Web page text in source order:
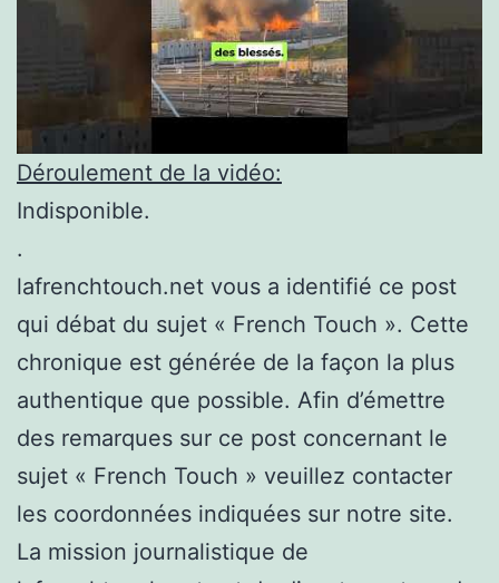
Déroulement de la vidéo:
Indisponible.
.
lafrenchtouch.net vous a identifié ce post
qui débat du sujet « French Touch ». Cette
chronique est générée de la façon la plus
authentique que possible. Afin d’émettre
des remarques sur ce post concernant le
sujet « French Touch » veuillez contacter
les coordonnées indiquées sur notre site.
La mission journalistique de